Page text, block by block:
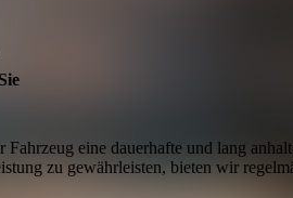
Fahrzeug eine dauer­hafte und lang
zu gewährleisten, bieten wir